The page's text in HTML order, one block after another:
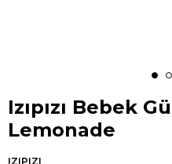
Izıpızı Bebek
Lemonade
IZIPIZI